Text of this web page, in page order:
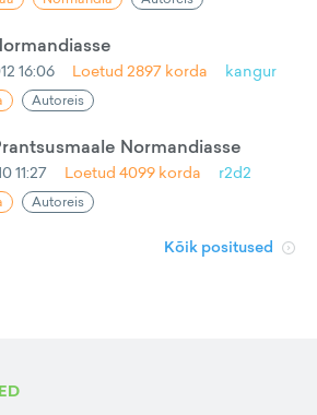
16:06 Loetud 2897 korda kangur
Autoreis
Normandiasse
11:27 Loetud 4099 korda r2d2
Autoreis
Kõik positused